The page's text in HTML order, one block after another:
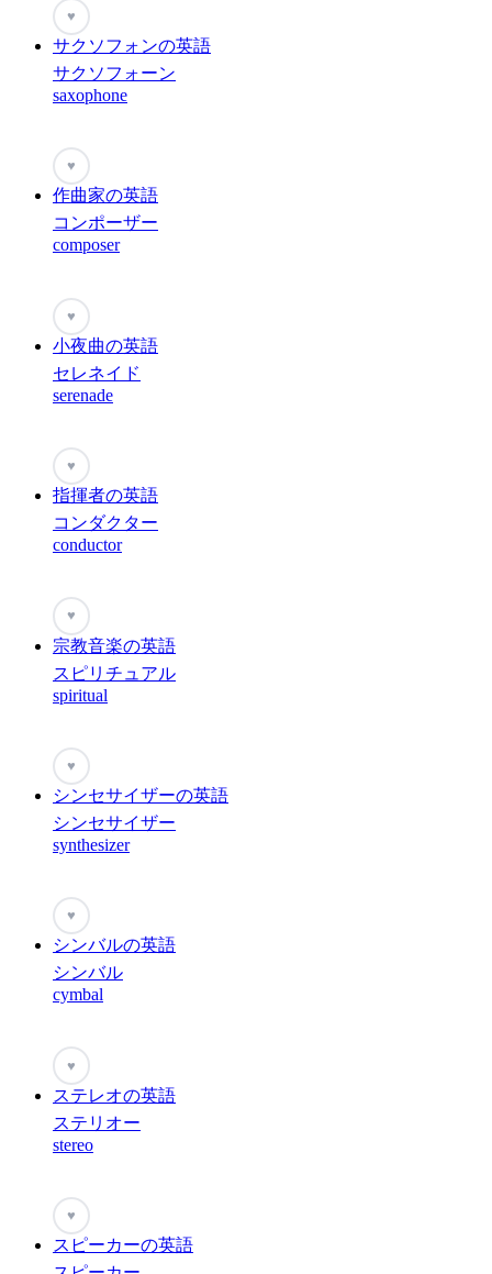
♥
サクソフォンの英語
サクソフォーン
saxophone
♥
作曲家の英語
コンポーザー
composer
♥
小夜曲の英語
セレネイド
serenade
♥
指揮者の英語
コンダクター
conductor
♥
宗教音楽の英語
スピリチュアル
spiritual
♥
シンセサイザーの英語
シンセサイザー
synthesizer
♥
シンバルの英語
シンバル
cymbal
♥
ステレオの英語
ステリオー
stereo
♥
スピーカーの英語